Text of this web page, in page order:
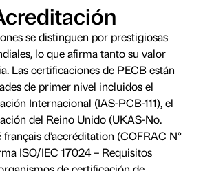
se distinguen por prestigiosas
lo que afirma tanto su valor
Las certificaciones de PECB están
de primer nivel incluidos el
Internacional (IAS-PCB-111), el
del Reino Unido (UKAS-No.
d’accréditation (COFRAC N°
ISO/IEC 17024 – Requisitos